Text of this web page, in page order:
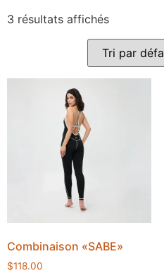
3 résultats affichés
Combinaison «SABE»
$118.00